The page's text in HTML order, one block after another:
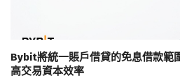
Bybit將統一賬戶借貸的免息借款範
高交易資本效率